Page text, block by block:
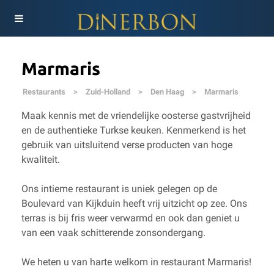
Marmaris
Restaurants > Zuid-Holland > Den Haag > Marmaris
Maak kennis met de vriendelijke oosterse gastvrijheid
en de authentieke Turkse keuken. Kenmerkend is het
gebruik van uitsluitend verse producten van hoge
kwaliteit.
Ons intieme restaurant is uniek gelegen op de
Boulevard van Kijkduin heeft vrij uitzicht op zee. Ons
terras is bij fris weer verwarmd en ook dan geniet u
van een vaak schitterende zonsondergang.
We heten u van harte welkom in restaurant Marmaris!